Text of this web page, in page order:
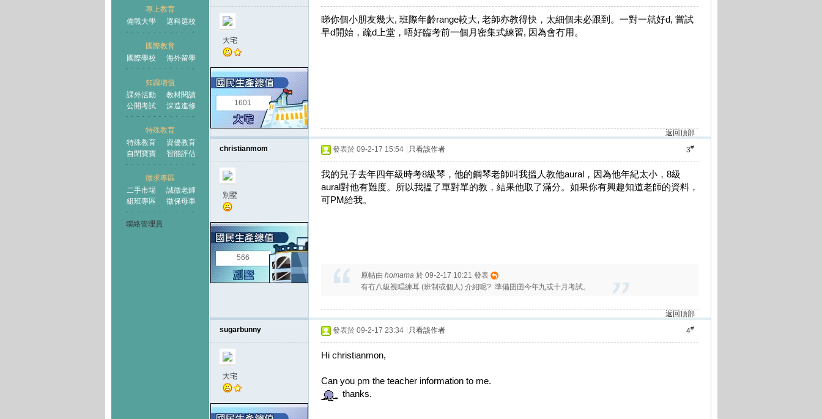
專上教育
備戰大學
選科選校
國際教育
國際學校
海外留學
知識增值
課外活動
教材閱讀
公開考試
深造進修
特殊教育
特殊教育
資優教育
自閉寶寶
智能評估
徵求專區
二手市場
誠徵老師
組班專區
徵保母車
聯絡管理員
大宅
1601
睇你個小朋友幾大, 班際年齡range較大, 老師亦教得快，太細個未必跟到。一對一就好d, 嘗試
早d開始，疏d上堂，唔好臨考前一個月密集式練習, 因為會冇用。
返回頂部
christianmom
別墅
566
3#
發表於 09-2-17 15:54 只看該作者
我的兒子去年四年級時考8級琴，他的鋼琴老師叫我搵人教他aural，因為他年紀太小，8級
aural對他有難度。所以我搵了單對單的教，結果他取了滿分。如果你有興趣知道老師的資料，
可PM給我。
原帖由 homama 於 09-2-17 10:21 發表
有冇八級視唱練耳 (班制或個人) 介紹呢? 準備囝囝今年九或十月考試。
返回頂部
sugarbunny
大宅
4#
發表於 09-2-17 23:34 只看該作者
Hi christianmon,
Can you pm the teacher information to me.
thanks.